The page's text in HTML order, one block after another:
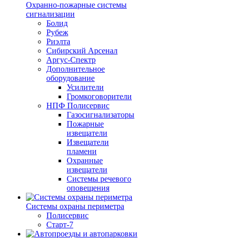
Охранно-пожарные системы
сигнализации
Болид
Рубеж
Риэлта
Сибирский Арсенал
Аргус-Спектр
Дополнительное
оборудование
Усилители
Громкоговорители
НПФ Полисервис
Газосигнализаторы
Пожарные
извещатели
Извещатели
пламени
Охранные
извещатели
Системы речевого
оповещения
Системы охраны периметра
Полисервис
Старт-7